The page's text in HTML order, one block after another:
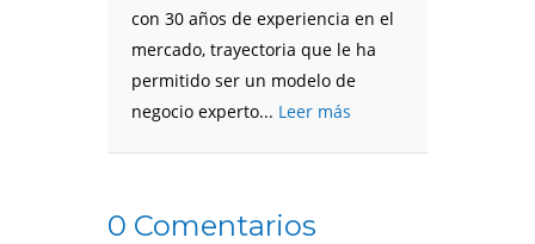
con 30 años de experiencia en el
mercado, trayectoria que le ha
permitido ser un modelo de
negocio experto... Leer más
0 Comentarios